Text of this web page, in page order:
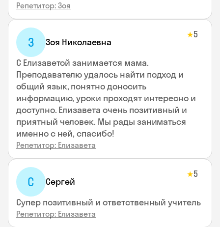
Репетитор: Зоя
З Зоя Николаевна
★5
С Елизаветой занимается мама.
Преподавателю удалось найти подход и
общий язык, понятно доносить
информацию, уроки проходят интересно и
доступно. Елизавета очень позитивный и
приятный человек. Мы рады заниматься
именно с ней, спасибо!
Репетитор: Елизавета
С Сергей
★5
Супер позитивный и ответственный учитель
Репетитор: Елизавета